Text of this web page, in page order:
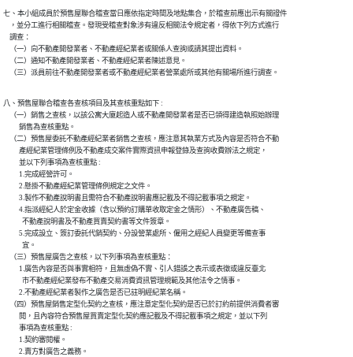
七、本小組成員於預售屋聯合稽查當日應依指定時間及地點集合，於稽查前應出示有關證件
    ，並分工進行相關稽查。發現受稽查對象涉有違反相關法令規定者，得依下列方式進行
    調查：
    （一）向不動產開發業者、不動產經紀業者或關係人查詢或請其提出資料。
    （二）通知不動產開發業者、不動產經紀業者陳述意見。
    （三）派員前往不動產開發業者或不動產經紀業者營業處所或其他有關場所進行調查。
八、預售屋聯合稽查各查核項目及其查核重點如下 :
    （一）銷售之查核，以該公寓大廈起造人或不動產開發業者是否已領得建造執照始辦理
          銷售為查核重點。
    （二）預售屋委託不動產經紀業者銷售之查核，應注意其執業方式及內容是否符合不動
          產經紀業管理條例及不動產成交案件實際資訊申報登錄及查詢收費辦法之規定，
          並以下列事項為查核重點 :
          1.完成經營許可。
          2.懸掛不動產經紀業管理條例規定之文件。
          3.製作不動產說明書且需符合不動產說明書應記載及不得記載事項之規定。
          4.指派經紀人於定金收據（含以預約訂購單收取定金之情形）、不動產廣告稿、
            不動產說明書及不動產買賣契約書等文件簽章。
          5.完成設立、簽訂委託代銷契約、分設營業處所、僱用之經紀人員變更等備查事
            宜。
    （三）預售屋廣告之查核，以下列事項為查核重點：
          1.廣告內容是否與事實相符，且無虛偽不實、引人錯誤之表示或表徵或違反臺北
            巿不動產經紀業發布不動產交易消費資訊管理規範及其他法令之情事。
          2.不動產經紀業者製作之廣告是否已註明經紀業名稱。
    （四）預售屋銷售定型化契約之查核，應注意定型化契約是否已於訂約前提供消費者審
          閱，且內容符合預售屋買賣定型化契約應記載及不得記載事項之規定，並以下列
          事項為查核重點 :
          1.契約審閱權。
          2.賣方對廣告之義務。